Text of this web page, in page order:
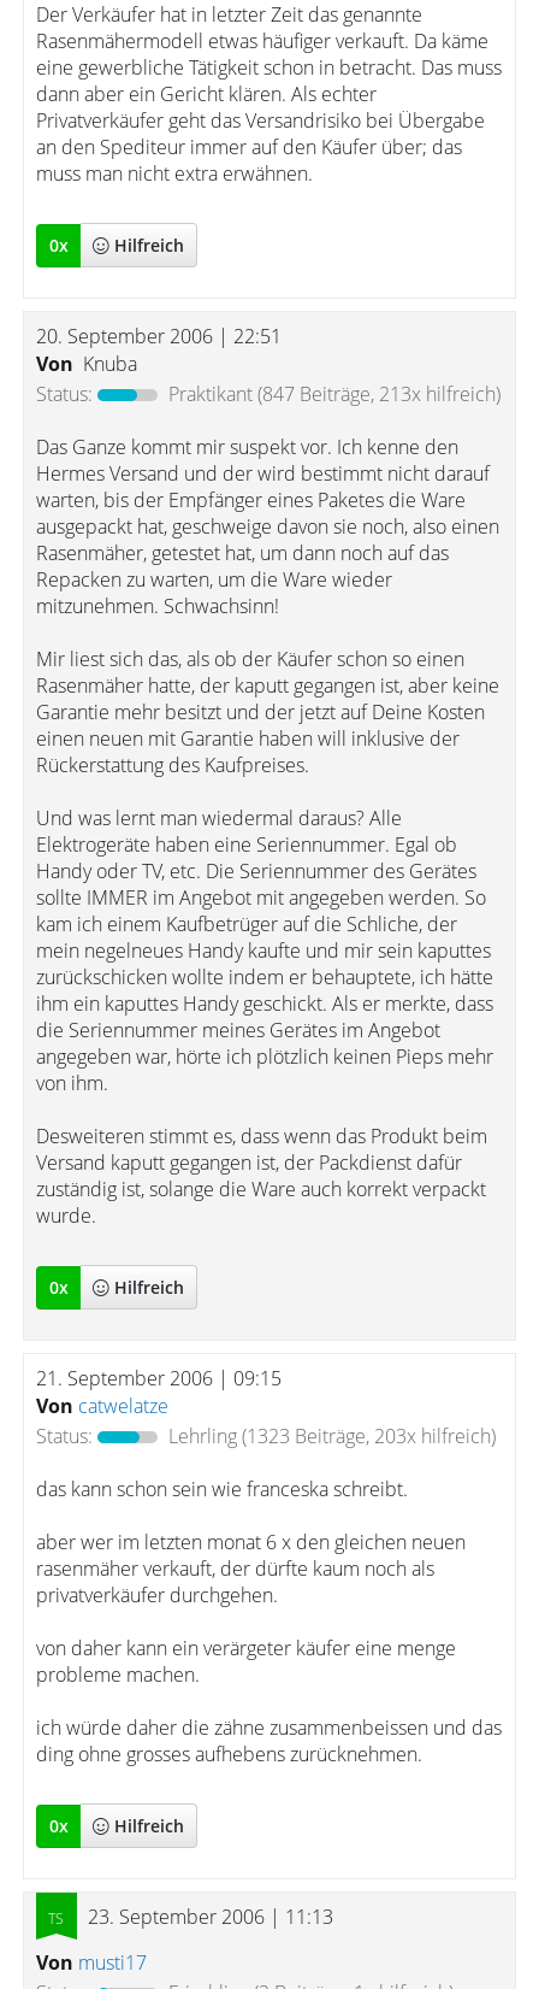
Der Verkäufer hat in letzter Zeit das genannte
Rasenmähermodell etwas häufiger verkauft. Da käme
eine gewerbliche Tätigkeit schon in betracht. Das muss
dann aber ein Gericht klären. Als echter
Privatverkäufer geht das Versandrisiko bei Übergabe
an den Spediteur immer auf den Käufer über; das
muss man nicht extra erwähnen.
0x Hilfreich
20. September 2006 | 22:51
Von Knuba
Status:
Praktikant(847 Beiträge, 213x hilfreich)
Das Ganze kommt mir suspekt vor. Ich kenne den
Hermes Versand und der wird bestimmt nicht darauf
warten, bis der Empfänger eines Paketes die Ware
ausgepackt hat, geschweige davon sie noch, also einen
Rasenmäher, getestet hat, um dann noch auf das
Repacken zu warten, um die Ware wieder
mitzunehmen. Schwachsinn!
Mir liest sich das, als ob der Käufer schon so einen
Rasenmäher hatte, der kaputt gegangen ist, aber keine
Garantie mehr besitzt und der jetzt auf Deine Kosten
einen neuen mit Garantie haben will inklusive der
Rückerstattung des Kaufpreises.
Und was lernt man wiedermal daraus? Alle
Elektrogeräte haben eine Seriennummer. Egal ob
Handy oder TV, etc. Die Seriennummer des Gerätes
sollte IMMER im Angebot mit angegeben werden. So
kam ich einem Kaufbetrüger auf die Schliche, der
mein negelneues Handy kaufte und mir sein kaputtes
zurückschicken wollte indem er behauptete, ich hätte
ihm ein kaputtes Handy geschickt. Als er merkte, dass
die Seriennummer meines Gerätes im Angebot
angegeben war, hörte ich plötzlich keinen Pieps mehr
von ihm.
Desweiteren stimmt es, dass wenn das Produkt beim
Versand kaputt gegangen ist, der Packdienst dafür
zuständig ist, solange die Ware auch korrekt verpackt
wurde.
0x Hilfreich
21. September 2006 | 09:15
Von catwelatze
Status:
Lehrling(1323 Beiträge, 203x hilfreich)
das kann schon sein wie franceska schreibt.
aber wer im letzten monat 6 x den gleichen neuen
rasenmäher verkauft, der dürfte kaum noch als
privatverkäufer durchgehen.
von daher kann ein verärgeter käufer eine menge
probleme machen.
ich würde daher die zähne zusammenbeissen und das
ding ohne grosses aufhebens zurücknehmen.
0x Hilfreich
23. September 2006 | 11:13
Von musti17